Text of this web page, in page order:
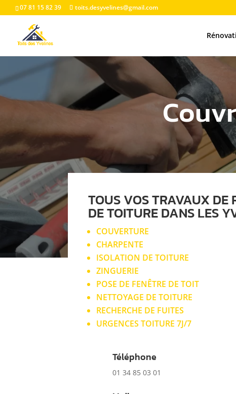
07 81 15 82 39 toits.desyvelines@gmail.com
TOUS VOS TRAVAUX DE
DE TOITURE DANS LES
COUVERTURE
CHARPENTE
ISOLATION DE TOITURE
ZINGUERIE
POSE DE FENÊTRE DE TOIT
NETTOYAGE DE TOITURE
RECHERCHE DE FUITES
URGENCES TOITURE 7J/7
Téléphone
01 34 85 03 01